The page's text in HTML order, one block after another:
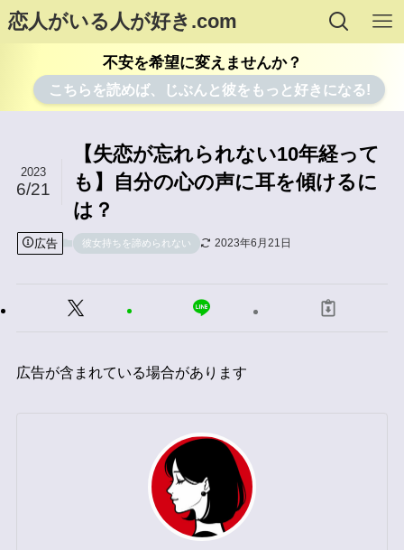
恋人がいる人が好き.com
不安を希望に変えませんか？
こちらを読めば、じぶんと彼をもっと好きになる!
【失恋が忘れられない10年経って
も】自分の心の声に耳を傾けるに
は？
2023
6/21
広告 彼女持ちを諦められない 2023年6月21日
広告が含まれている場合があります